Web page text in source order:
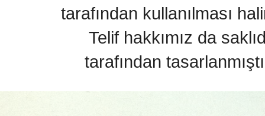
tarafından kullanılması
Telif hakkımız da
tarafından